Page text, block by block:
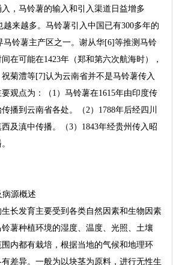
，马铃薯的输入和引入渠道日益增多
来越多。马铃薯引入中国已有300多年的
马铃薯主产区之一。谢从华[6]等推测马铃
在可能在1423年（郑和第六次航海时），
菊澧等[7]认为云南省并不是马铃薯传入
观点为：（1）马铃薯在1615年由印度传
播到云南省各处。（2）1788年后经四川
及滇中传播。（3）1843年经贵州传入昭
病源概述
长发育主要受到各类自然因素和生物因素
薯种植环境的湿度、温度、光照、土壤
内都有栽培，根据当地的气候和地理环
差异。一般为以块茎为原料，进行无性生